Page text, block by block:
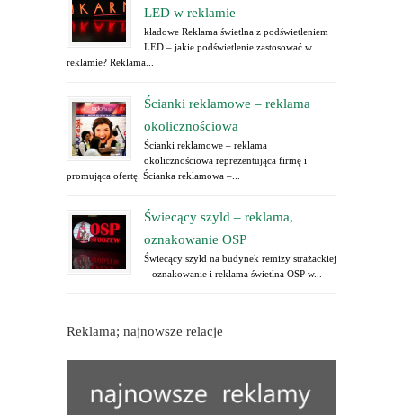
LED w reklamie
kładowe Reklama świetlna z podświetleniem
LED – jakie podświetlenie zastosować w
reklamie? Reklama...
Ścianki reklamowe – reklama
okolicznościowa
Ścianki reklamowe – reklama
okolicznościowa reprezentująca firmę i
promująca ofertę. Ścianka reklamowa –...
Świecący szyld – reklama,
oznakowanie OSP
Świecący szyld na budynek remizy strażackiej
– oznakowanie i reklama świetlna OSP w...
Reklama; najnowsze relacje